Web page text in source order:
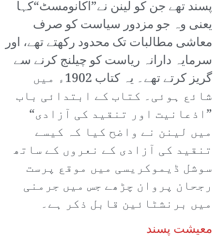
پسند تھے جن کو لینن نے”اکانومسٹ“کہا
یعنی وہ جو مزدور سیاست کو صرف
معاشی مطالبات تک محدود رکھتے تھے، اور
سرمایہ دارانہ ریاست کو چیلنج کرنے سے
گریز کرتے تھے۔ یہ کتاب 1902ء میں
شائع ہوئی۔ کتاب کے ابتدائی باب
”اذعانیت اور تنقید کی آزادی“
میں لینن نے واضح کیا کہ کیسے
تنقید کی آزادی کے نعروں کے ساتھ
سوشل ڈیموکریسی میں موقع پرست
رجحان پروان چڑھے جس میں جرمنی
میں برنشٹائین قابل ذکر ہے۔
معیشت پسند